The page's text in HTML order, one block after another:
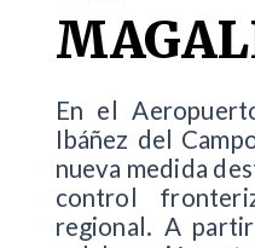
En el
Ibáñez del
nueva medida
control
regional. A